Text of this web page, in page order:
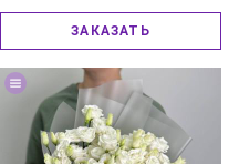
паникум — 4 шт., зелень,
фирменная упаковка, атласная
ЗАКАЗАТЬ